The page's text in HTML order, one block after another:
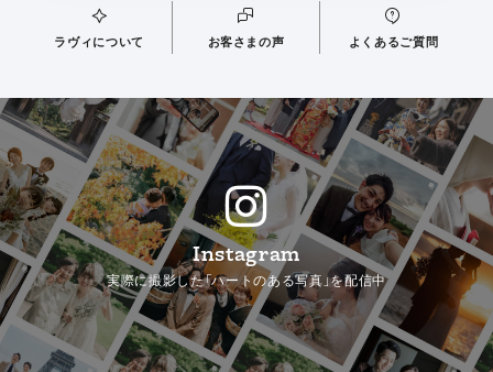
ラヴィについて お客さまの声 よくあるご質問
Instagram
実際に撮影した「ハートのある写真」を配信中